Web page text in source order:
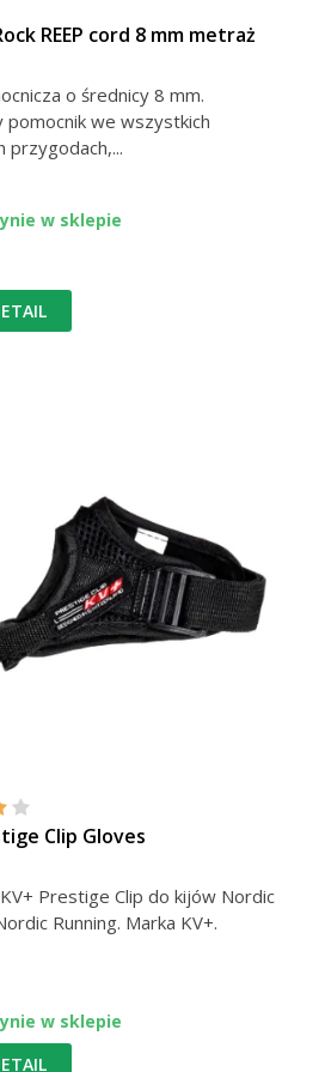
REEP cord 8 mm metraż
o średnicy 8 mm.
pomocnik we wszystkich
przygodach,...
w sklepie
Clip Gloves
Prestige Clip do kijów Nordic
Running. Marka KV+.
w sklepie